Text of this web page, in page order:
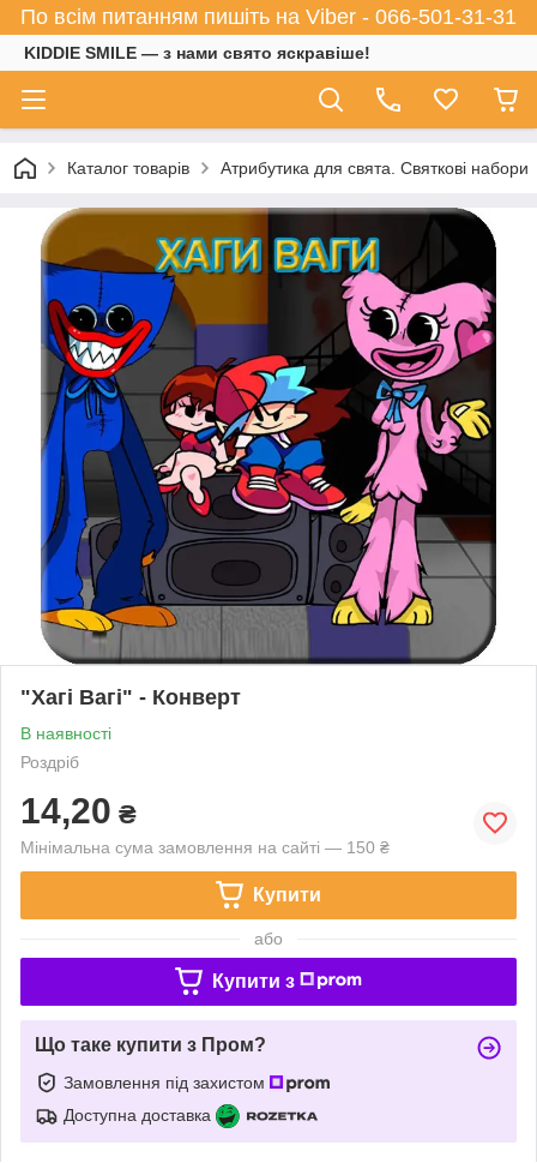
По всім питанням пишіть на Viber - 066-501-31-31
KIDDIE SMILE — з нами свято яскравіше!
Каталог товарів Атрибутика для свята. Святкові набори
"Хагі Вагі" - Конверт
В наявності
Роздріб
14,20 ₴
Мінімальна сума замовлення на сайті — 150 ₴
Купити
або
Купити з
Що таке купити з Пром?
Замовлення під захистом
Доступна доставка